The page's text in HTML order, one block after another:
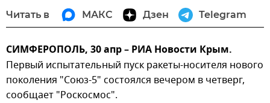
Читать в МАКС Дзен Telegram
СИМФЕРОПОЛЬ, 30 апр – РИА Новости Крым.
Первый испытательный пуск ракеты-носителя нового
поколения "Союз-5" состоялся вечером в четверг,
сообщает "Роскосмос".